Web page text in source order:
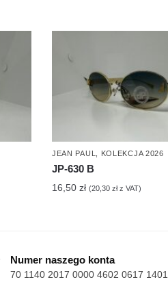
JEAN PAUL, KOLEKCJA 2026
JP-630 B
16,50 zł (20,30 złz VAT)
Numer naszego konta
70 1140 2017 0000 4602 0617 1401